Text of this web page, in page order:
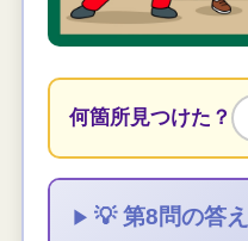
何箇所見つけた？
💡 第8問の答